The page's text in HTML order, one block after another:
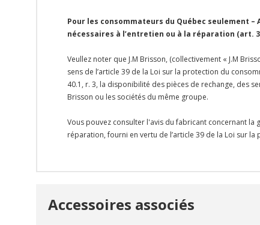
Pour les consommateurs du Québec seulement
nécessaires à l’entretien ou à la réparation (art.
Veullez noter que J.M Brisson, (collectivement « J.M
sens de l’article 39 de la Loi sur la protection du
40.1, r. 3, la disponibilité des pièces de rechange, des
Brisson ou les sociétés du même groupe.
Vous pouvez consulter l'avis du fabricant concernant la
réparation, fourni en vertu de l’article 39 de la Loi sur
personnalisé
Accessoires associés